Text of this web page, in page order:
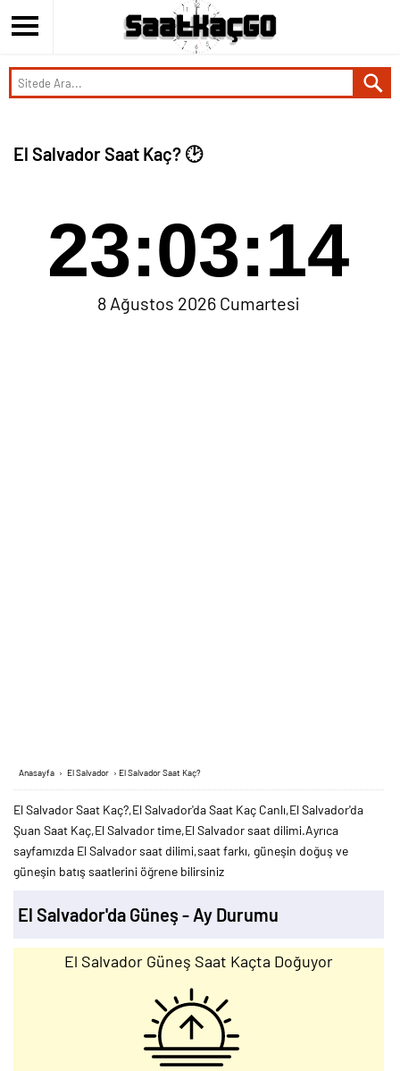
El Salvador Saat Kaç? 🕑
23:03:14
8 Ağustos 2026 Cumartesi
Anasayfa › El Salvador › El Salvador Saat Kaç?
El Salvador Saat Kaç?,El Salvador'da Saat Kaç Canlı,El Salvador'da
Şuan Saat Kaç,El Salvador time,El Salvador saat dilimi.Ayrıca
sayfamızda El Salvador saat dilimi,saat farkı, güneşin doğuş ve
güneşin batış saatlerini öğrene bilirsiniz
El Salvador'da Güneş - Ay Durumu
El Salvador Güneş Saat Kaçta Doğuyor